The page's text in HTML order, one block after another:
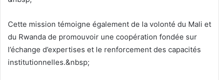
Cette mission témoigne également de la volonté du Mali et
du Rwanda de promouvoir une coopération fondée sur
l’échange d’expertises et le renforcement des capacités
institutionnelles.&nbsp;